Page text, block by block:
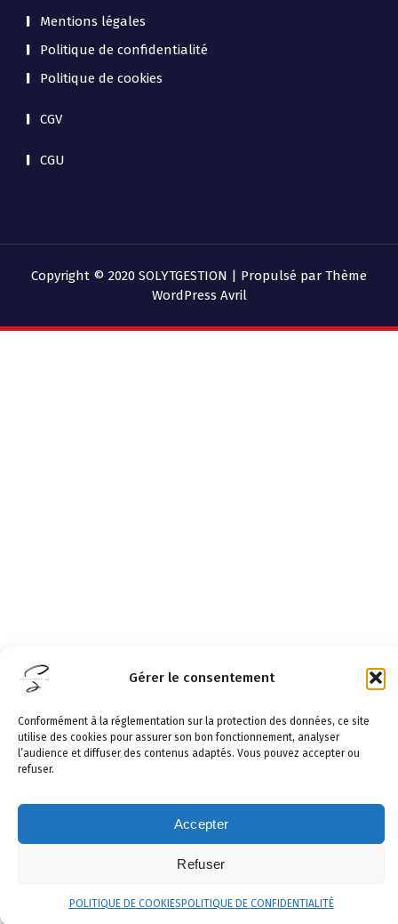
Gérer le consentement
Conformément à la réglementation sur la protection des données, ce site
utilise des cookies pour assurer son bon fonctionnement, analyser
l’audience et diffuser des contenus adaptés. Vous pouvez accepter ou
refuser.
Accepter
Refuser
POLITIQUE DE COOKIES POLITIQUE DE CONFIDENTIALITÉ
Mentions légales
Politique de confidentialité
Politique de cookies
CGV
CGU
Copyright © 2020 SOLYTGESTION | Propulsé par Thème
WordPress Avril